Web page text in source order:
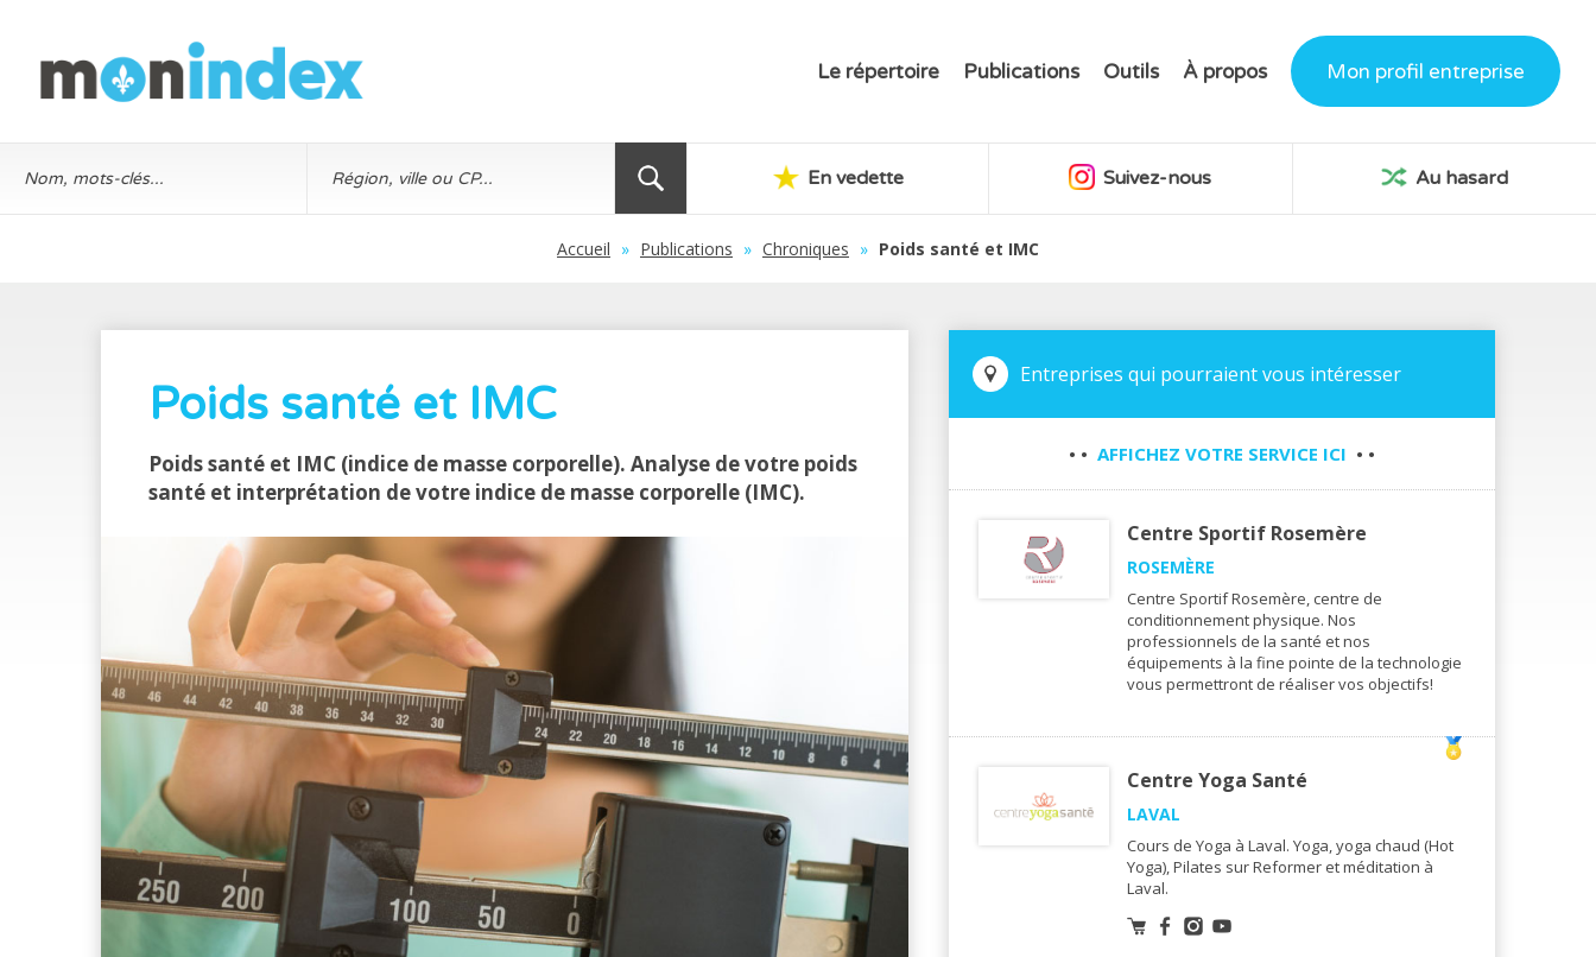
Le répertoire Publications Outils À propos Mon profil entreprise
En vedette Suivez-nous Au hasard
Accueil » Publications » Chroniques » Poids santé et IMC
Poids santé et IMC
Poids santé et IMC (indice de masse corporelle). Analyse de votre poids
santé et interprétation de votre indice de masse corporelle (IMC).
Entreprises qui pourraient vous intéresser
• • AFFICHEZ VOTRE SERVICE ICI • •
Centre Sportif Rosemère
ROSEMÈRE
Centre Sportif Rosemère, centre de
conditionnement physique. Nos
professionnels de la santé et nos
équipements à la fine pointe de la technologie
vous permettront de réaliser vos objectifs!
Centre Yoga Santé
LAVAL
Cours de Yoga à Laval. Yoga, yoga chaud (Hot
Yoga), Pilates sur Reformer et méditation à
Laval.